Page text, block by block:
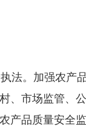
。加强农产
、市场监管、
产品质量安全